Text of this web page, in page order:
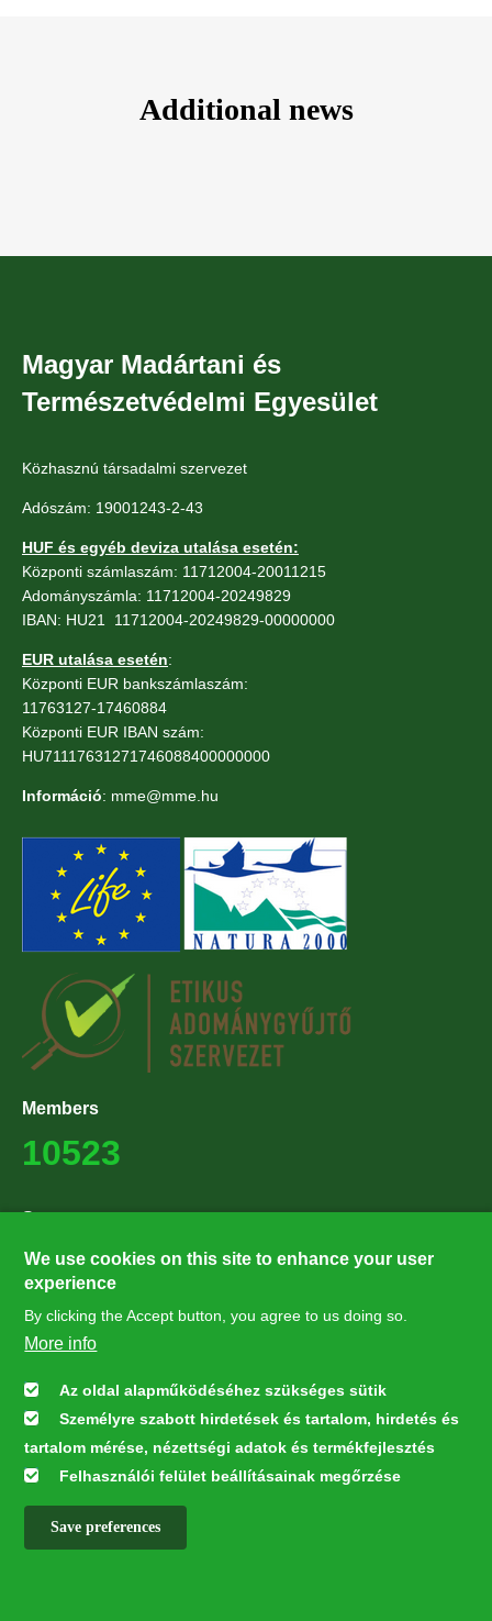
Additional news
Magyar Madártani és
Természetvédelmi Egyesület
Közhasznú társadalmi szervezet
Adószám: 19001243-2-43
HUF és egyéb deviza utalása esetén:
Központi számlaszám: 11712004-20011215
Adományszámla: 11712004-20249829
IBAN: HU21 11712004-20249829-00000000
EUR utalása esetén:
Központi EUR bankszámlaszám:
11763127-17460884
Központi EUR IBAN szám:
HU71117631271746088400000000
Információ: mme@mme.hu
Members
10523
Supporters
27224
Hírlevél feliratkozás
Feliratkozás
We use cookies on this site to enhance your user
experience
By clicking the Accept button, you agree to us doing so.
More info
Az oldal alapműködéséhez szükséges sütik
Személyre szabott hirdetések és tartalom, hirdetés és
tartalom mérése, nézettségi adatok és termékfejlesztés
Felhasználói felület beállításainak megőrzése
Save preferences